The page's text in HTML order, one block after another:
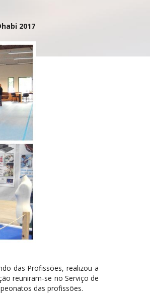
2017
das Profissões, realizou a
reuniram-se no Serviço de
das profissões.